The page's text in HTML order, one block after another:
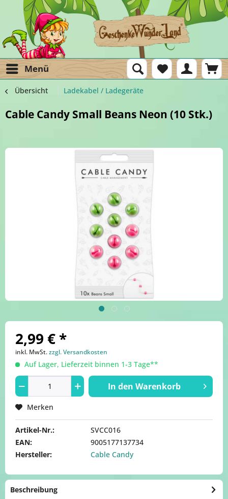
Menü
Übersicht Ladekabel / Ladegeräte
Cable Candy Small Beans Neon (10 Stk.)
2,99 € *
inkl. MwSt.zzgl. Versandkosten
Auf Lager, Lieferzeit binnen 1-3 Tage**
In den Warenkorb
Merken
Artikel-Nr.:
SVCC016
EAN:
9005177137734
Hersteller:
Cable Candy
Beschreibung